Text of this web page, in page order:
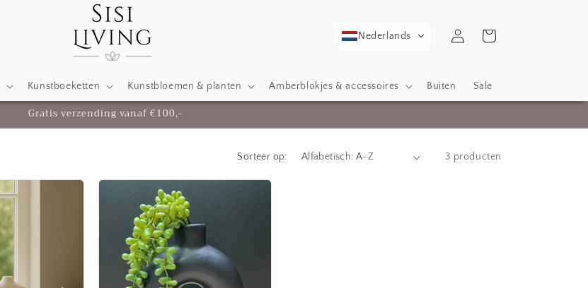
Kunstboeketten Kunstbloemen & planten Amberblokjes & accessoires Buiten Sale
Nederlands InloggenWinkelwagen
Gratis verzending vanaf €100,-
Sorteer op: 3 producten